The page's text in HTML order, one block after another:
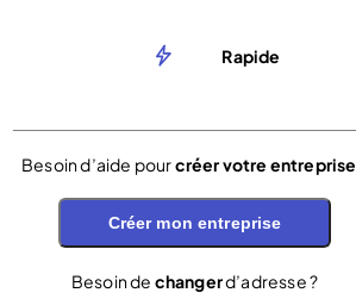
Rapide
Besoin d’aide pourcréer votre entreprise
Créer mon entreprise
Besoin de changerd’adresse ?